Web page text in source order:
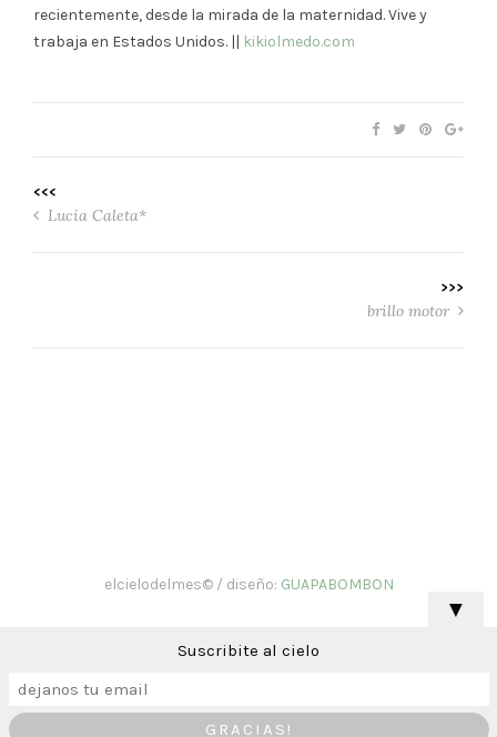
recientemente, desde la mirada de la maternidad. Vive y
trabaja en Estados Unidos. || kikiolmedo.com
<<<
Lucía Caleta*
>>>
brillo motor
elcielodelmes© / diseño: GUAPABOMBON
▼
Suscribite al cielo